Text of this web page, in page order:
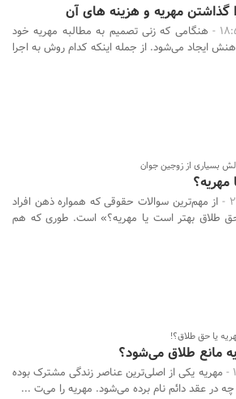
مهریه و هزینه های آن
هنگامی که زنی تصمیم به مطالبه مهریه خود
ایجاد می‌شود. از جمله اینکه کدام روش به اجرا
بسیاری از زوجین جوان
از مهم‌ترین سوالات حقوقی که همواره ذهن افراد
طلاق بهتر است یا مهریه؟» است. طوری که هم
یا حق طلاق؟!
مانع طلاق می‌شود؟
مهریه یکی از اصلی‌ترین عناصر زندگی مشترک بوده
در عقد دائم نام برده می‌شود. مهریه را می‌ت ...